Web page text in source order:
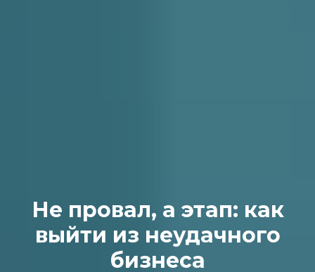
Не провал, а этап: как
выйти из неудачного
бизнеса